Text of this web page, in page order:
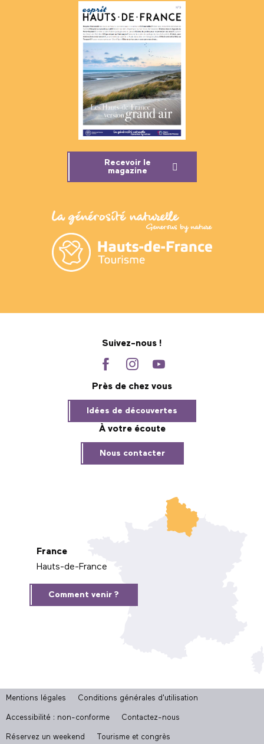
Recevoir le
magazine
Suivez-nous !
Près de chez vous
Idées de découvertes
À votre écoute
Nous contacter
France
Hauts-de-France
Comment venir ?
Mentions légales Conditions générales d'utilisation
Accessibilité : non-conforme Contactez-nous
Réservez un weekend Tourisme et congrès